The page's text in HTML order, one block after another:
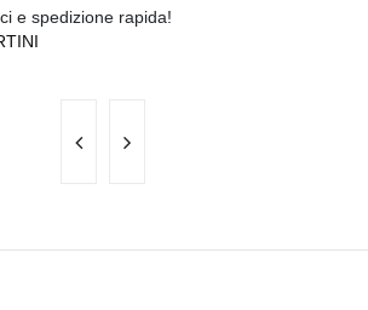
e spedizione rapida!